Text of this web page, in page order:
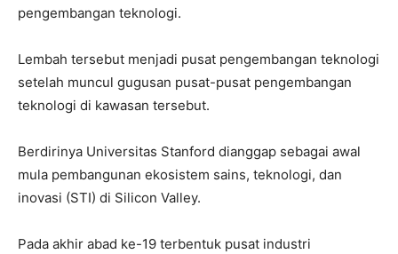
pengembangan teknologi.
Lembah tersebut menjadi pusat pengembangan teknologi
setelah muncul gugusan pusat-pusat pengembangan
teknologi di kawasan tersebut.
Berdirinya Universitas Stanford dianggap sebagai awal
mula pembangunan ekosistem sains, teknologi, dan
inovasi (STI) di Silicon Valley.
Pada akhir abad ke-19 terbentuk pusat industri